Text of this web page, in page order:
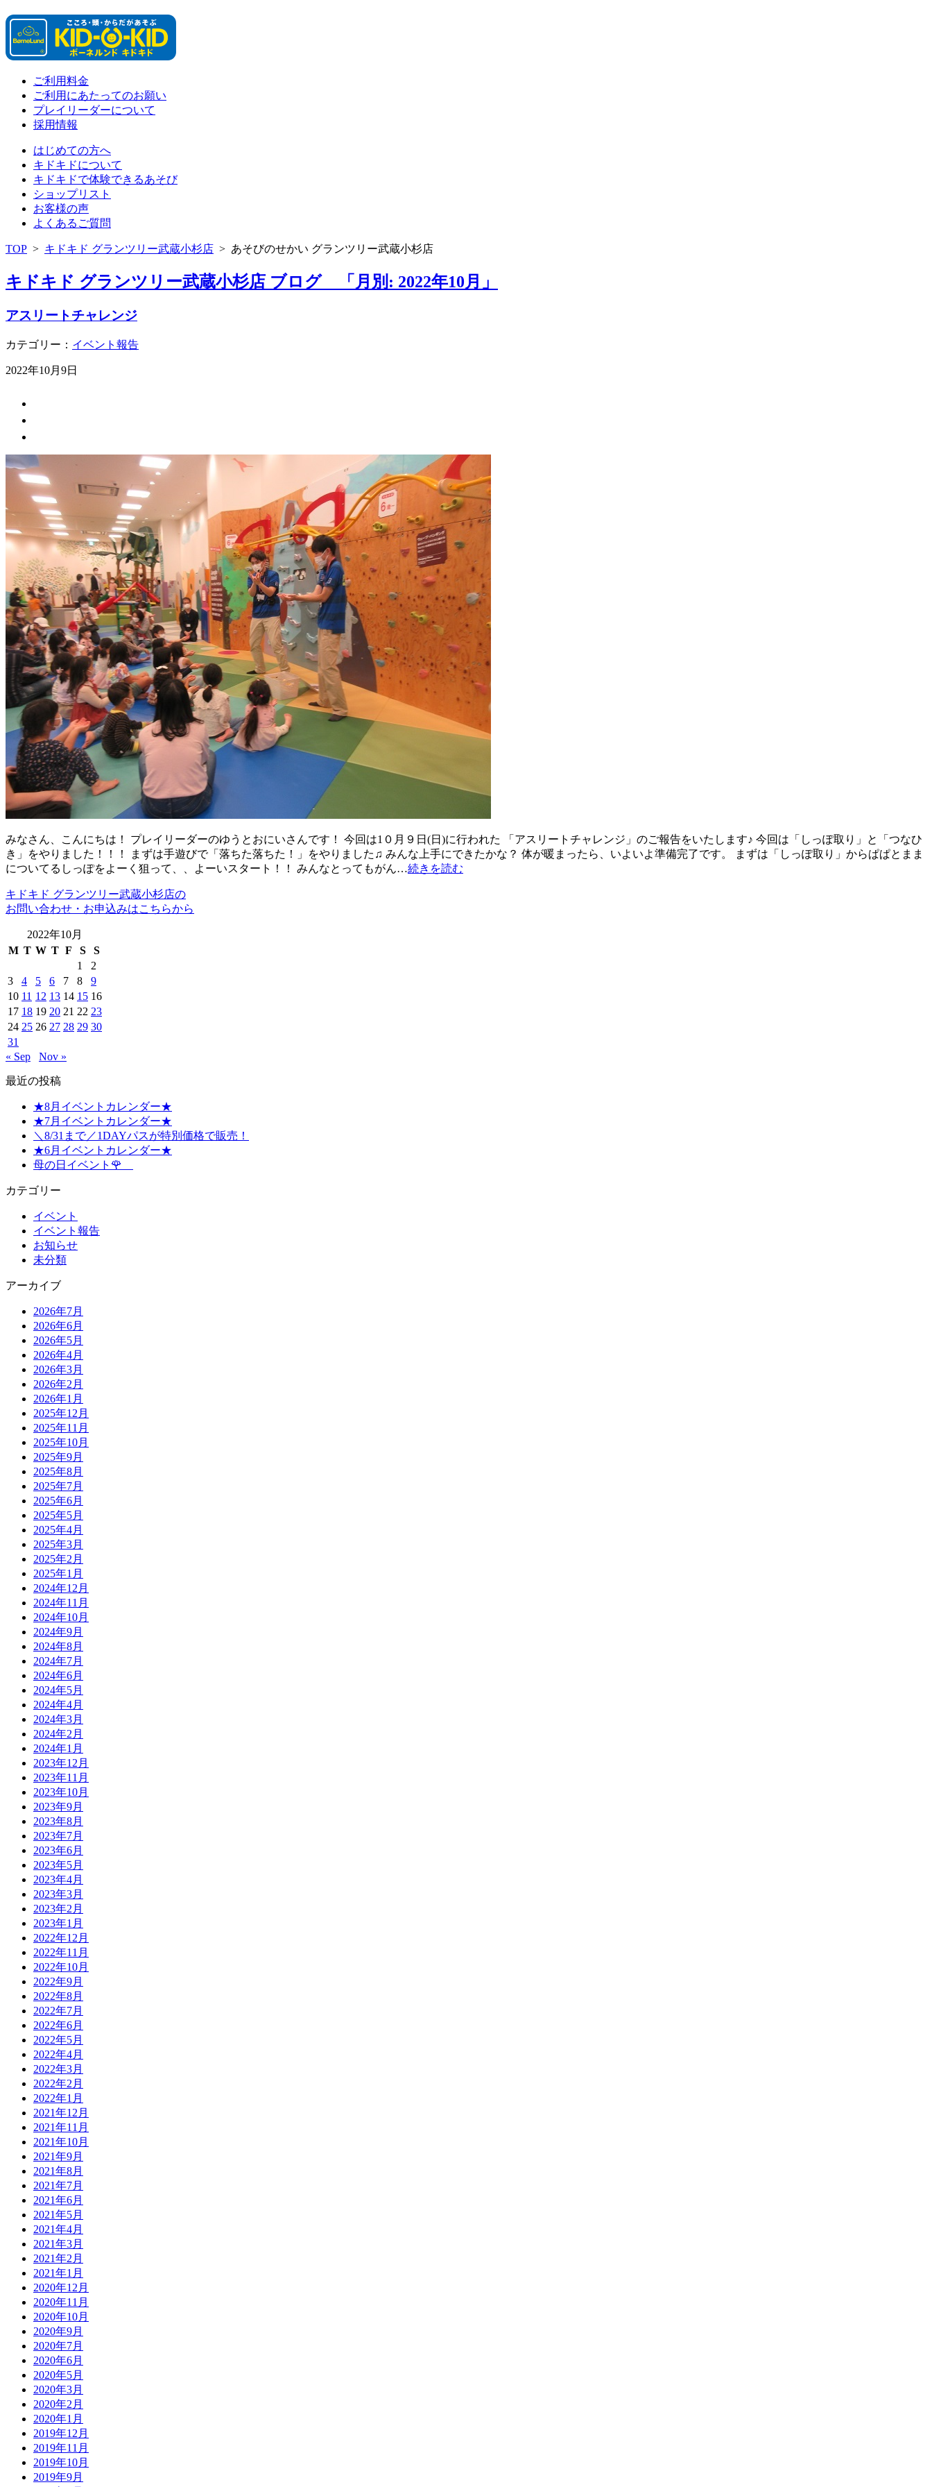
ご利用料金
ご利用にあたってのお願い
プレイリーダーについて
採用情報
はじめての方へ
キドキドについて
キドキドで体験できるあそび
ショップリスト
お客様の声
よくあるご質問
TOP > キドキド グランツリー武蔵小杉店 > あそびのせかい グランツリー武蔵小杉店
キドキド グランツリー武蔵小杉店 ブログ 「月別: 2022年10月」
アスリートチャレンジ
カテゴリー： イベント報告
2022年10月9日
みなさん、こんにちは！ プレイリーダーのゆうとおにいさんです！ 今回は1０月９日(日)に行われた 「アスリートチャレンジ」のご報告をいたします♪ 今回は「しっぽ取り」と「つなひ
き」をやりました！！！ まずは手遊びで「落ちた落ちた！」をやりました♫ みんな上手にできたかな？ 体が暖まったら、いよいよ準備完了です。 まずは「しっぽ取り」からぱぱとまま
についてるしっぽをよーく狙って、、よーいスタート！！ みんなとってもがん…続きを読む
キドキド グランツリー武蔵小杉店の
お問い合わせ・お申込みはこちらから
2022年10月
M T W T F S
S
1
2
3
4 5 6 7 8
9
10 11 12 13 14 15 16
17 18 19 20 21 22 23
24 25 26 27 28 29 30
31
« Sep
Nov »
最近の投稿
★8月イベントカレンダー★
★7月イベントカレンダー★
＼8/31まで／1DAYパスが特別価格で販売！
★6月イベントカレンダー★
母の日イベント🌹
カテゴリー
イベント
イベント報告
お知らせ
未分類
アーカイブ
2026年7月
2026年6月
2026年5月
2026年4月
2026年3月
2026年2月
2026年1月
2025年12月
2025年11月
2025年10月
2025年9月
2025年8月
2025年7月
2025年6月
2025年5月
2025年4月
2025年3月
2025年2月
2025年1月
2024年12月
2024年11月
2024年10月
2024年9月
2024年8月
2024年7月
2024年6月
2024年5月
2024年4月
2024年3月
2024年2月
2024年1月
2023年12月
2023年11月
2023年10月
2023年9月
2023年8月
2023年7月
2023年6月
2023年5月
2023年4月
2023年3月
2023年2月
2023年1月
2022年12月
2022年11月
2022年10月
2022年9月
2022年8月
2022年7月
2022年6月
2022年5月
2022年4月
2022年3月
2022年2月
2022年1月
2021年12月
2021年11月
2021年10月
2021年9月
2021年8月
2021年7月
2021年6月
2021年5月
2021年4月
2021年3月
2021年2月
2021年1月
2020年12月
2020年11月
2020年10月
2020年9月
2020年7月
2020年6月
2020年5月
2020年3月
2020年2月
2020年1月
2019年12月
2019年11月
2019年10月
2019年9月